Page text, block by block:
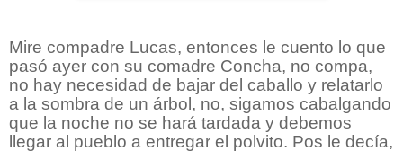
Mire compadre Lucas, entonces le cuento lo que
pasó ayer con su comadre Concha, no compa,
no hay necesidad de bajar del caballo y relatarlo
a la sombra de un árbol, no, sigamos cabalgando
que la noche no se hará tardada y debemos
llegar al pueblo a entregar el polvito. Pos le decía,